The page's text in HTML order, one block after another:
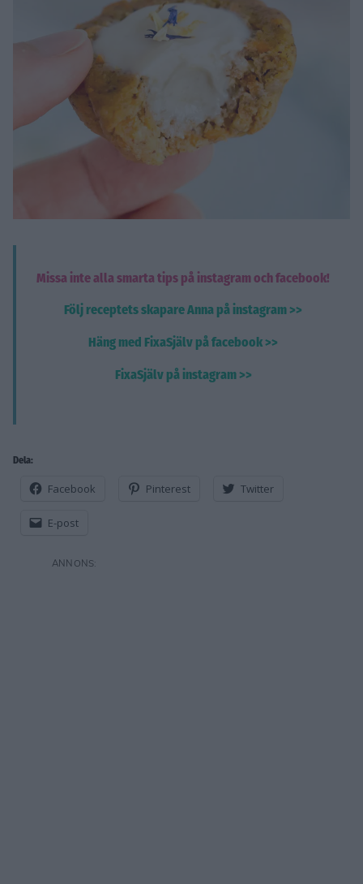
Missa inte alla smarta tips på instagram och facebook!
Följ receptets skapare Anna på instagram >>
Häng med FixaSjälv på facebook >>
FixaSjälv på instagram >>
Dela:
Facebook Pinterest Twitter
E-post